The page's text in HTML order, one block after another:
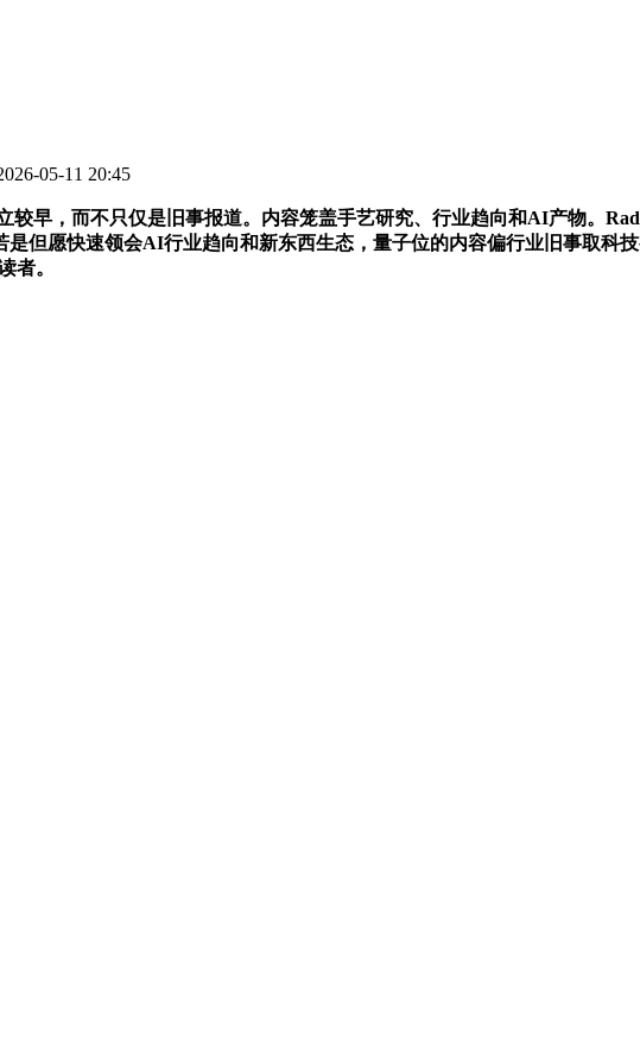
05-11 20:45
，而不只仅是旧事报道。内容笼盖手艺研究、行业趋向和AI产物。
但愿快速领会AI行业趋向和新东西生态，量子位的内容偏行业旧事取科
者。